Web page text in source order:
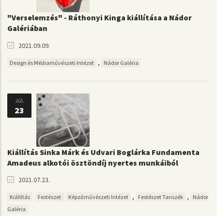
"Verselemzés" - Ráthonyi Kinga kiállítása a Nádor
Galériában
2021.09.09.
Design és Médiaművészeti Intézet , Nádor Galéria
Júl.
23
Kiállítás Sinka Márk és Udvari Boglárka Fundamenta
Amadeus alkotói ösztöndíj nyertes munkáiból
2021.07.23.
Kiállítás Festészet Képzőművészeti Intézet , Festészet Tanszék ,
Nádor
Galéria